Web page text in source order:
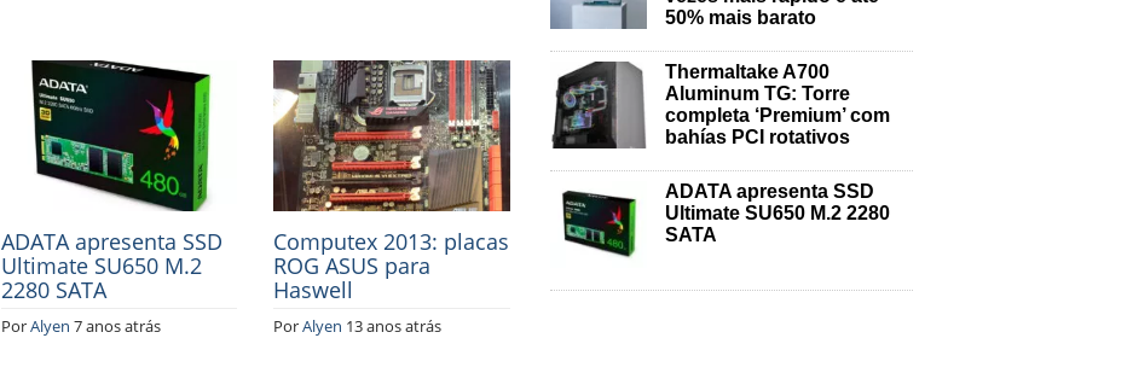
ADATA apresenta SSD
Ultimate SU650 M.2
2280 SATA
PorAlyen 7 anos atrás
Computex 2013: placas
ROG ASUS para
Haswell
PorAlyen 13 anos atrás
50% mais barato
Thermaltake A700
Aluminum TG: Torre
completa ‘Premium’ com
bahías PCI rotativos
ADATA apresenta SSD
Ultimate SU650 M.2 2280
SATA